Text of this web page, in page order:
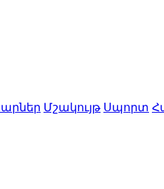
Մշակույթ Սպորտ